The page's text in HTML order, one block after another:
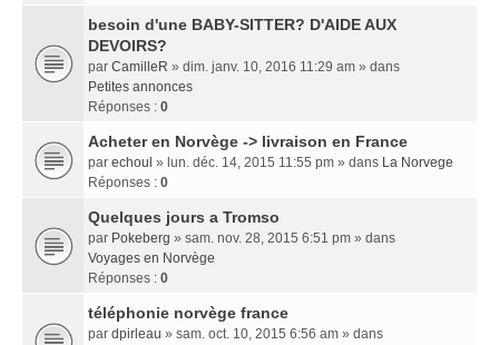
besoin d'une BABY-SITTER? D'AIDE AUX
DEVOIRS?
par CamilleR » dim. janv. 10, 2016 11:29 am » dans
Petites annonces
Réponses : 0
Acheter en Norvège -> livraison en France
par echoul » lun. déc. 14, 2015 11:55 pm » dans La Norvege
Réponses : 0
Quelques jours a Tromso
par Pokeberg » sam. nov. 28, 2015 6:51 pm » dans
Voyages en Norvège
Réponses : 0
téléphonie norvège france
par dpirleau » sam. oct. 10, 2015 6:56 am » dans